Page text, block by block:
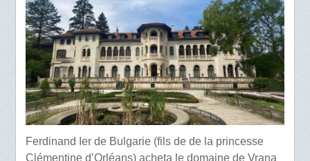
Ferdinand Ier de Bulgarie (fils de de la princesse
Clémentine d’Orléans) acheta le domaine de Vrana